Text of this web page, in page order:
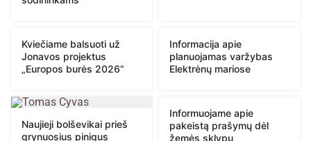
Kviečiame balsuoti už
Jonavos projektus
„Europos burės 2026“
Informacija apie
planuojamas varžybas
Elektrėnų mariose
Naujieji bolševikai prieš
grynuosius pinigus
Informuojame apie
pakeistą prašymų dėl
žemės sklypų